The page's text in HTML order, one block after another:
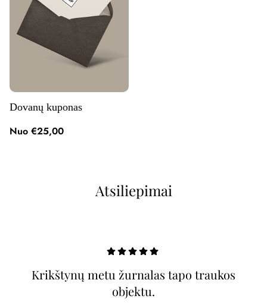
Dovanų kuponas
Nuo €25,00
Atsiliepimai
Krikštynų metu žurnalas tapo traukos
objektu.